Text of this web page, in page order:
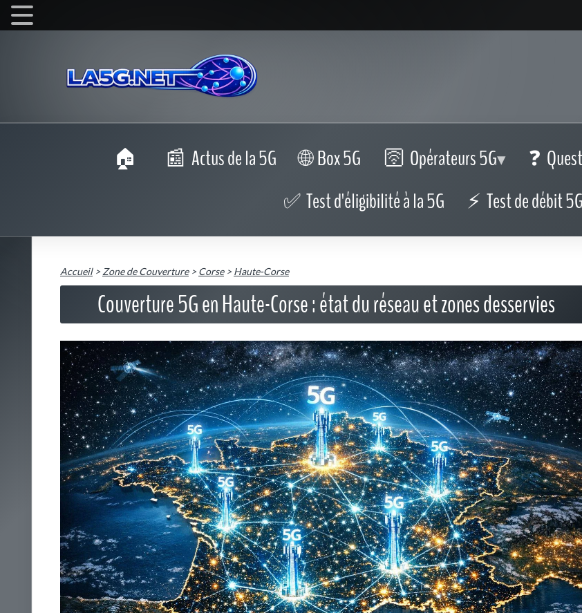
Actus de la 5G Box 5G Opérateurs 5G
Test d'éligibilité à la 5G
Test de débit 5G
Accueil>Zone de Couverture>Corse>Haute-Corse
Couverture 5G en Haute-Corse : état du réseau et zones desservies